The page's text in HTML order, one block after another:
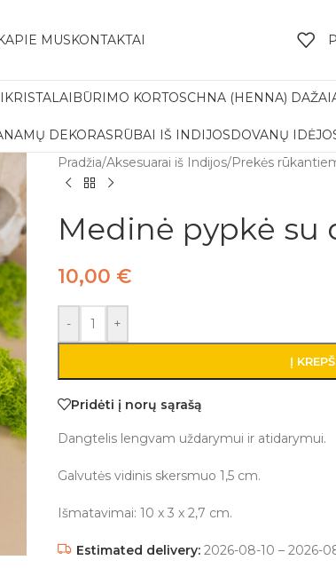
APIE MUSKONTAKTAI
KRISTALAI BŪRIMO KORTOSCHNA (HENNA) DAŽAI
NAMŲ DEKORASRŪBAI IŠ INDIJOSDOVANŲ
Pradžia/Aksesuarai iš Indijos/Prekės
Medinė pypkė su
10,00 €
- +
Į
Pridėti į norų sąrašą
Dangtelis lengvam uždarymui ir atidarymui.
Galvutės vidinis skersmuo 1,5 cm.
Išmatavimai: 10 x 3 x 2,7 cm.
Estimated delivery:2026-08-10 – 2026-